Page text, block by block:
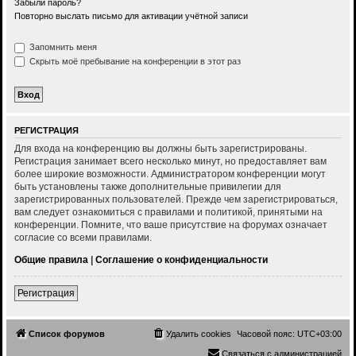
Забыли пароль?
Повторно выслать письмо для активации учётной записи
Запомнить меня
Скрыть моё пребывание на конференции в этот раз
РЕГИСТРАЦИЯ
Для входа на конференцию вы должны быть зарегистрированы.
Регистрация занимает всего несколько минут, но предоставляет вам
более широкие возможности. Администратором конференции могут
быть установлены также дополнительные привилегии для
зарегистрированных пользователей. Прежде чем зарегистрироваться,
вам следует ознакомиться с правилами и политикой, принятыми на
конференции. Помните, что ваше присутствие на форумах означает
согласие со всеми правилами.
Общие правила | Соглашение о конфиденциальности
Регистрация
Список форумов Часовой пояс: UTC+03:00
Удалить cookies
Связаться с администрацией